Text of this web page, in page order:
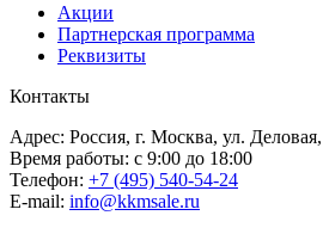
Акции
Партнерская программа
Реквизиты
Контакты
Адрес: Россия, г. Москва, ул.
Время работы: с 9:00 до 18:00
Телефон: +7 (495) 540-54-24
E-mail: info@kkmsale.ru